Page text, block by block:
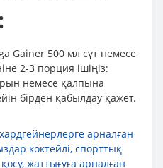
Gainer 500 мл сүт немесе
2-3 порция ішіңіз:
немесе қалпына
бірден қабылдау қажет.
хардгейнерлерге арналған
коктейлі, спорттық
, жаттығуға арналған